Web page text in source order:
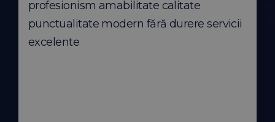
profesionism amabilitate calitate
punctualitate modern fără durere servicii
excelente